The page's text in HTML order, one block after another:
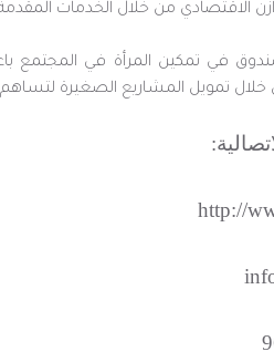
الاقتصادي من خلال الخدمات
في تمكين المرأة في المجتمع
خلال تمويل المشاريع الصغيرة
http://